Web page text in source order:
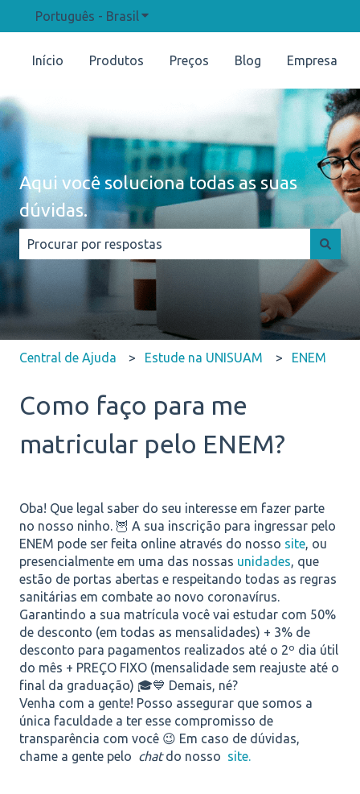
Português - BrasilMostrar submenu para traduções
Início Produtos Preços Blog Empresa
Aqui você soluciona todas as suas
dúvidas.
Não há sugestões porque o campo de pesquisa está
Central de Ajuda Estude na UNISUAM ENEM
Como faço para me
matricular pelo ENEM?
Oba! Que legal saber do seu interesse em fazer parte
no nosso ninho. 🦉 A sua inscrição para ingressar pelo
ENEM pode ser feita online através do nosso site, ou
presencialmente em uma das nossas unidades, que
estão de portas abertas e respeitando todas as regras
sanitárias em combate ao novo coronavírus.
Garantindo a sua matrícula você vai estudar com 50%
de desconto (em todas as mensalidades) + 3% de
desconto para pagamentos realizados até o 2º dia útil
do mês + PREÇO FIXO (mensalidade sem reajuste até o
final da graduação) 🎓💙 Demais, né?
Venha com a gente! Posso assegurar que somos a
única faculdade a ter esse compromisso de
transparência com você 😉 Em caso de dúvidas,
chame a gente pelo chatdo nosso site.